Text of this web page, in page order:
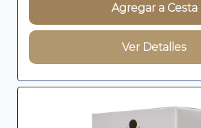
Agregar a Cesta
Ver Detalles